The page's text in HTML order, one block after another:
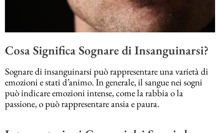
Cosa Significa Sognare di Insanguinarsi?
Sognare di insanguinarsi può rappresentare una varietà di
emozioni e stati d’animo. In generale, il sangue nei sogni
può indicare emozioni intense, come la rabbia o la
passione, o può rappresentare ansia e paura.